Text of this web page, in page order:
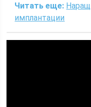
Читать еще:
имплантации